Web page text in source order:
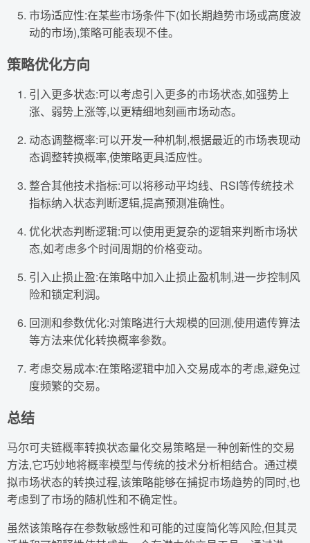
市场适应性:在某些市场条件下(如长期趋势市场或高度波
动的市场),策略可能表现不佳。
策略优化方向
引入更多状态:可以考虑引入更多的市场状态,如强势上
涨、弱势上涨等,以更精细地刻画市场动态。
动态调整概率:可以开发一种机制,根据最近的市场表现动
态调整转换概率,使策略更具适应性。
整合其他技术指标:可以将移动平均线、RSI等传统技术
指标纳入状态判断逻辑,提高预测准确性。
优化状态判断逻辑:可以使用更复杂的逻辑来判断市场状
态,如考虑多个时间周期的价格变动。
引入止损止盈:在策略中加入止损止盈机制,进一步控制风
险和锁定利润。
回测和参数优化:对策略进行大规模的回测,使用遗传算法
等方法来优化转换概率参数。
考虑交易成本:在策略逻辑中加入交易成本的考虑,避免过
度频繁的交易。
总结
马尔可夫链概率转换状态量化交易策略是一种创新性的交易
方法,它巧妙地将概率模型与传统的技术分析相结合。通过模
拟市场状态的转换过程,该策略能够在捕捉市场趋势的同时,也
考虑到了市场的随机性和不确定性。
虽然该策略存在参数敏感性和可能的过度简化等风险,但其灵